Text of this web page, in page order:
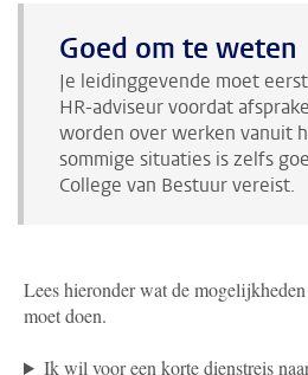
Goed om te weten
Je leidinggevende moet
HR-adviseur voordat
worden over werken vanuit
sommige situaties is zelfs
College van Bestuur vereist.
Lees hieronder wat de
moet doen.
Ik wil voor een korte dienstreis